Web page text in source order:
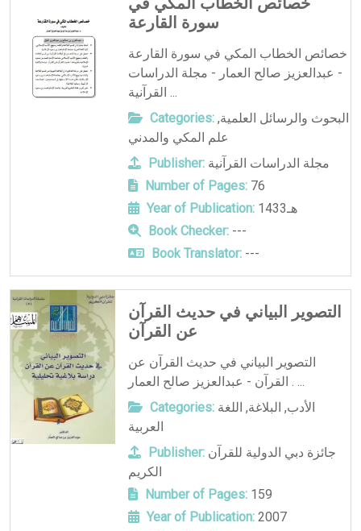
سورة القارعة
خصائص الخطاب المكي في سورة القارعة
- عبدالعزيز صالح العمار - مجلة الدراسات
القرآنية ...
Categories: البحوث والرسائل العلمية,
علم المكي والمدني
Publisher: مجلة الدراسات القرآنية
Number of Pages:76
Year of Publication:
1433هـ
Book Checker:---
Book Translator:---
التصوير البياني في حديث القرآن
عن القرآن
التصوير البياني في حديث القرآن عن
القرآن - عبدالعزيز صالح العمار . ...
Categories:
الأدب, البلاغة, اللغة
العربية
Publisher: جائزة دبي الدولية للقرآن
الكريم
Number of Pages:159
Year of Publication:2007